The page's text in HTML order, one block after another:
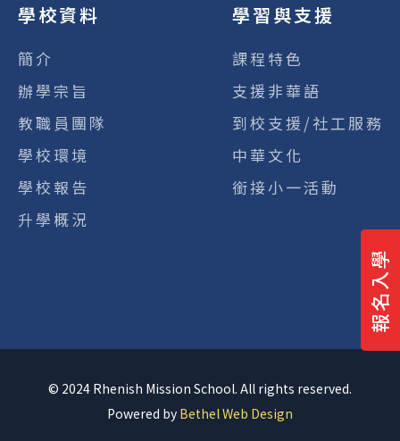
報名入學
學校資料
簡介
辦學宗旨
教職員團隊
學校環境
學校報告
升學概況
學習與支援
課程特色
支援非華語
到校支援/社工服務
中華文化
銜接小一活動
© 2024 Rhenish Mission School. All rights reserved.
Powered by Bethel Web Design